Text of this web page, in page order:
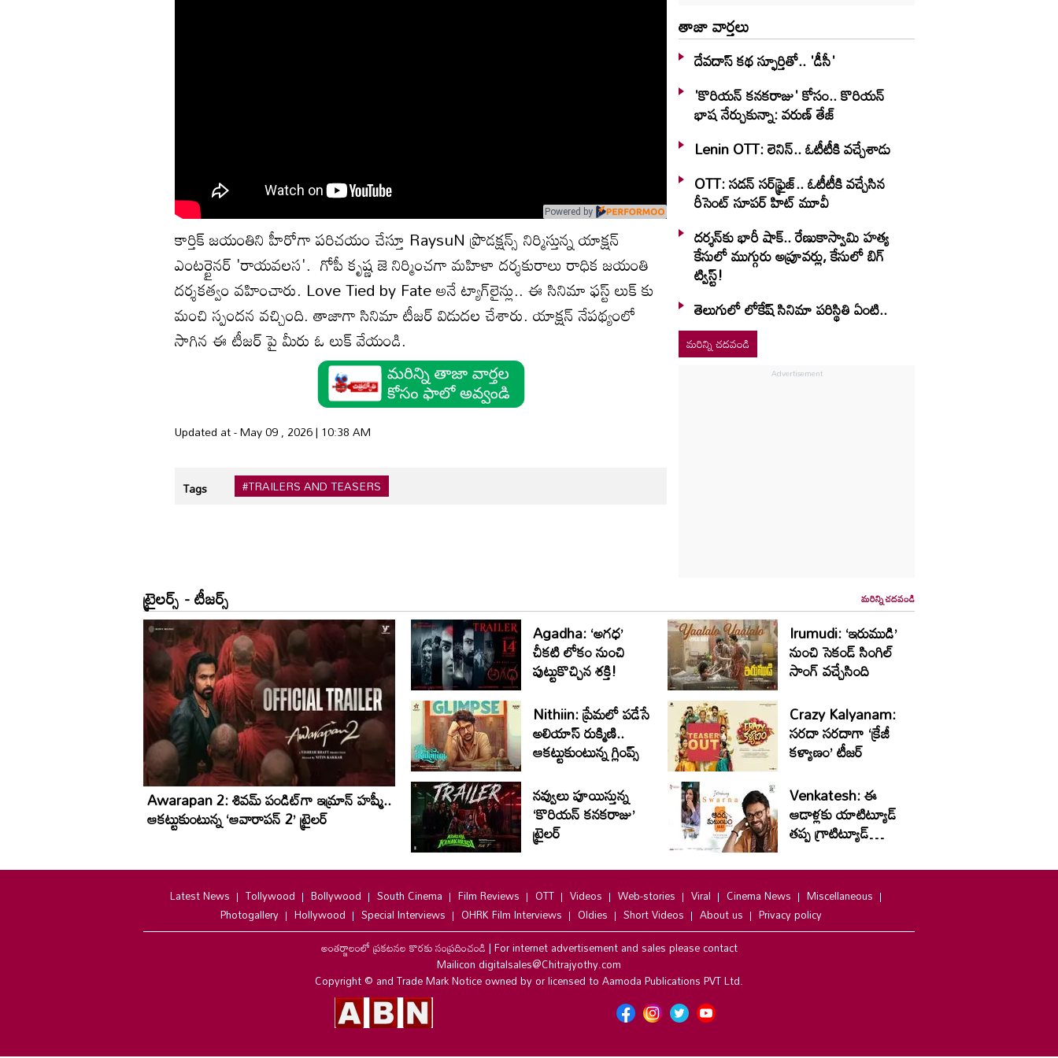
Powered by
కార్తిక్ జయంతిని హీరోగా పరిచయం చేస్తూ RaysuN ప్రొడక్షన్స్ నిర్మిస్తున్న యాక్షన్
ఎంటర్టైనర్ 'రాయవలస'. గోపీ కృష్ణ జె నిర్మించగా మహిళా దర్శకురాలు రాధిక జయంతి
దర్శకత్వం వహించారు. Love Tied by Fate అనే ట్యాగ్‌లైన్లు.. ఈ సినిమా ఫస్ట్ లుక్ కు
మంచి స్పందన వచ్చింది. తాజాగా సినిమా టీజర్ విడుదల చేశారు. యాక్షన్ నేపథ్యంలో
సాగిన ఈ టీజర్ పై మీరు ఓ లుక్ వేయండి.
Updated at - May 09 , 2026 | 10:38 AM
Tags #TRAILERS AND TEASERS
తాజా వార్తలు
దేవదాస్ కథ స్ఫూర్తితో.. 'డీసీ'
'కొరియన్ కనకరాజు' కోసం.. కొరియన్
భాష నేర్చుకున్నా: వరుణ్ తేజ్
Lenin OTT: లెనిన్.. ఓటీటీకి వ‌చ్చేశాడు
OTT: స‌డ‌న్ స‌ర్‌ఫ్రైజ్‌.. ఓటీటీకి వ‌చ్చేసిన
రీసెంట్ సూప‌ర్ హిట్ మూవీ
దర్శన్‌కు భారీ షాక్.. రేణుకాస్వామి హత్య
కేసులో ముగ్గురు అప్రూవర్లు, కేసులో బిగ్
ట్విస్ట్!
తెలుగులో లోకేష్ సినిమా పరిస్థితి ఏంటి..
మరిన్ని చదవండి
ట్రైలర్స్ - టీజర్స్ మరిన్ని చదవండి
Awarapan 2: శివమ్ పండిట్‌గా ఇమ్రాన్ హష్మీ..
ఆకట్టుకుంటున్న ‘ఆవారాపన్ 2’ ట్రైలర్
Agadha: ‘అగధ’
చీకటి లోకం నుంచి
పుట్టుకొచ్చిన శక్తి!
Irumudi: ‘ఇరుముడి’
నుంచి సెకండ్ సింగిల్
సాంగ్ వచ్చేసింది
Nithiin: ప్రేమలో పడేసే
అలియాస్ రుక్మిణి..
ఆకట్టుకుంటున్న గ్లింప్స్‌
Crazy Kalyanam:
సరదా సరదాగా ‘క్రేజీ
కళ్యాణం’ టీజర్
నవ్వులు పూయిస్తున్న
‘కొరియన్ కనకరాజు’
ట్రైలర్
Venkatesh: ఈ
ఆడాళ్లకు యాటిట్యూడ్
తప్ప గ్రాటిట్యూడ్
ఉండదు
Latest News Tollywood Bollywood South Cinema Film Reviews OTT Videos Web-stories Viral Cinema News
Miscellaneous
Photogallery
Hollywood Special Interviews OHRK Film Interviews Oldies Short Videos About us
Privacy policy
అంతర్జాలంలో ప్రకటనల కొరకు సంప్రదించండి|For internet advertisement and sales please contact
Mailicon digitalsales@Chitrajyothy.com
Copyright © and Trade Mark Notice owned by or licensed to Aamoda Publications PVT Ltd.